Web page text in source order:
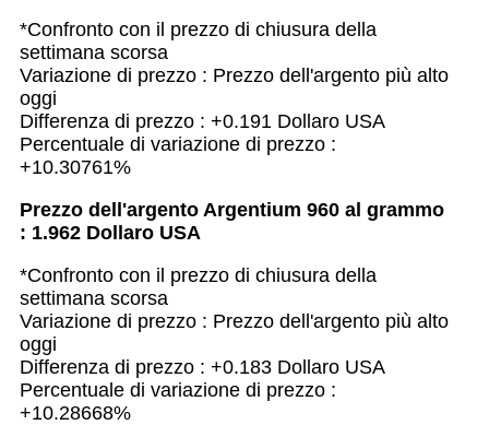
*Confronto con il prezzo di chiusura della
settimana scorsa
Variazione di prezzo : Prezzo dell'argento più alto
oggi
Differenza di prezzo : +0.191 Dollaro USA
Percentuale di variazione di prezzo :
+10.30761%
Prezzo dell'argento Argentium 960 al grammo
: 1.962 Dollaro USA
*Confronto con il prezzo di chiusura della
settimana scorsa
Variazione di prezzo : Prezzo dell'argento più alto
oggi
Differenza di prezzo : +0.183 Dollaro USA
Percentuale di variazione di prezzo :
+10.28668%